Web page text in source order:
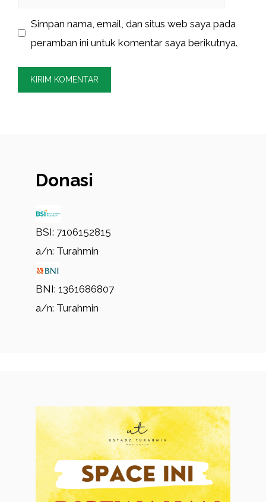
Simpan nama, email, dan situs web saya pada
peramban ini untuk komentar saya berikutnya.
Donasi
BSI: 7106152815
a/n: Turahmin
BNI: 1361686807
a/n: Turahmin